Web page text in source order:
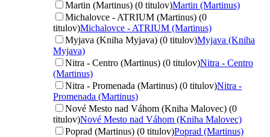
Martin (Martinus) (0 titulov)Martin (Martinus)
Michalovce - ATRIUM (Martinus) (0
titulov)Michalovce - ATRIUM (Martinus)
Myjava (Kniha Myjava) (0 titulov)Myjava (Kniha
Myjava)
Nitra - Centro (Martinus) (0 titulov)Nitra - Centro
(Martinus)
Nitra - Promenada (Martinus) (0 titulov)Nitra -
Promenada (Martinus)
Nové Mesto nad Váhom (Kniha Malovec) (0
titulov)Nové Mesto nad Váhom (Kniha Malovec)
Poprad (Martinus) (0 titulov)Poprad (Martinus)